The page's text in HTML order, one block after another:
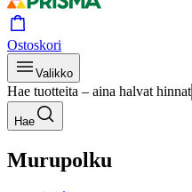
Ostoskori
Valikko
Hae tuotteita – aina halvat hinnat
Hae
Murupolku